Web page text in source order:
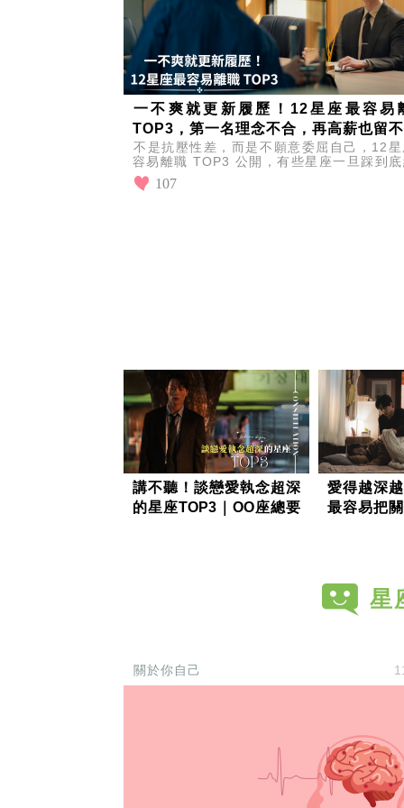
一不爽就更新履歷！12星座最容易
TOP3，第一名理念不合，再高薪也留
不是抗壓性差，而是不願意委屈自己，12
容易離職 TOP3 公開，有些星座一旦踩到
就算薪水再高，也會毫不猶豫更新履歷。
107
講不聽！談戀愛執念超深
的星座TOP3｜OO座總要
愛得越深
最容易把
星
關於你自己